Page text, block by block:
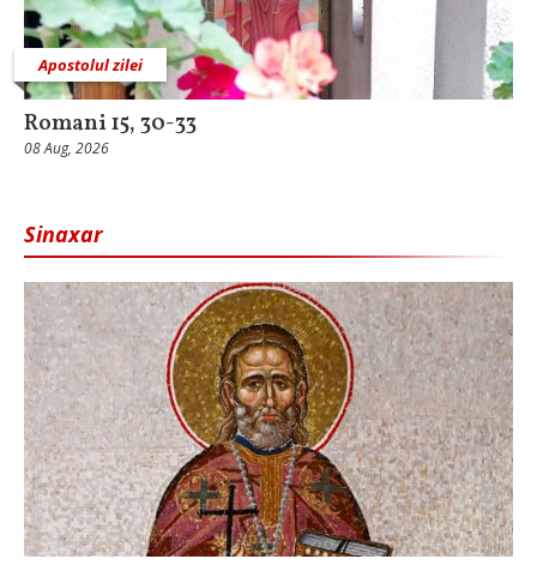
Apostolul zilei
Romani 15, 30-33
08 Aug, 2026
Sinaxar